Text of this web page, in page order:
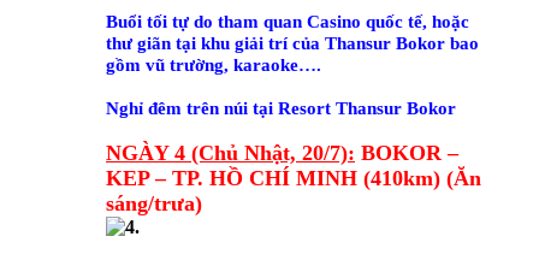
Buổi tối tự do tham quan Casino quốc tế, hoặc
thư giãn tại khu giải trí của Thansur Bokor bao
gồm vũ trường, karaoke….
Nghỉ đêm trên núi tại Resort Thansur Bokor
NGÀY 4 (Chủ Nhật, 20/7): BOKOR –
KEP – TP. HỒ CHÍ MINH (410km) (Ăn
sáng/trưa)